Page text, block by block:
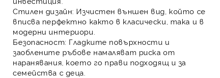
Стилен дизайн: Изчистен външен вид, който се
вписва перфектно както в класически, така и в
модерни интериори.
Безопасност: Гладките повърхности и
заоблените ръбове намаляват риска от
наранявания, което го прави подходящ и за
семейства с деца.